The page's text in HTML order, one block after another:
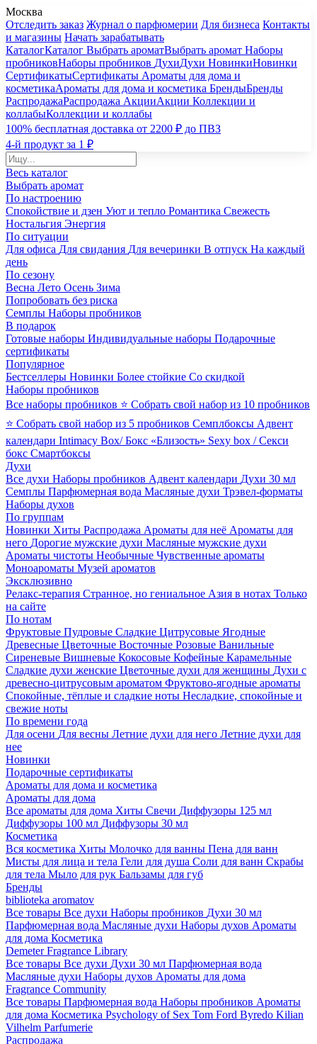
Москва
Отследить заказ Журнал о парфюмерии Для бизнеса Контакты
и магазины Начать зарабатывать
КаталогКаталог Выбрать ароматВыбрать аромат Наборы
пробниковНаборы пробников ДухиДухи НовинкиНовинки
СертификатыСертификаты Ароматы для дома и
косметикаАроматы для дома и косметика БрендыБренды
РаспродажаРаспродажа АкцииАкции Коллекции и
коллабыКоллекции и коллабы
100% бесплатная доставка от 2200 ₽ до ПВЗ
4-й продукт за 1 ₽
Весь каталог
Выбрать аромат
По настроению
Спокойствие и дзен Уют и тепло Романтика Свежесть
Ностальгия Энергия
По ситуации
Для офиса Для свидания Для вечеринки В отпуск На каждый
день
По сезону
Весна Лето Осень Зима
Попробовать без риска
Семплы Наборы пробников
В подарок
Готовые наборы Индивидуальные наборы Подарочные
сертификаты
Популярное
Бестселлеры Новинки Более стойкие Со скидкой
Наборы пробников
Все наборы пробников ⭐ Собрать свой набор из 10 пробников
⭐ Собрать свой набор из 5 пробников Семплбоксы Адвент
календари Intimacy Box/ Бокс «Близость» Sexy box / Секси
бокс Смартбоксы
Духи
Все духи Наборы пробников Адвент календари Духи 30 мл
Семплы Парфюмерная вода Масляные духи Трэвел-форматы
Наборы духов
По группам
Новинки Хиты Распродажа Ароматы для неё Ароматы для
него Дорогие мужские духи Масляные мужские духи
Ароматы чистоты Необычные Чувственные ароматы
Моноароматы Музей ароматов
Эксклюзивно
Релакс-терапия Странное, но гениальное Азия в нотах Только
на сайте
По нотам
Фруктовые Пудровые Сладкие Цитрусовые Ягодные
Древесные Цветочные Восточные Розовые Ванильные
Сиреневые Вишневые Кокосовые Кофейные Карамельные
Сладкие духи женские Цветочные духи для женщины Духи с
древесно-цитрусовым ароматом Фруктово-ягодные ароматы
Спокойные, тёплые и сладкие ноты Несладкие, спокойные и
свежие ноты
По времени года
Для осени Для весны Летние духи для него Летние духи для
нее
Новинки
Подарочные сертификаты
Ароматы для дома и косметика
Ароматы для дома
Все ароматы для дома Хиты Свечи Диффузоры 125 мл
Диффузоры 100 мл Диффузоры 30 мл
Косметика
Вся косметика Хиты Молочко для ванны Пена для ванн
Мисты для лица и тела Гели для душа Соли для ванн Скрабы
для тела Мыло для рук Бальзамы для губ
Бренды
biblioteka aromatov
Все товары Все духи Наборы пробников Духи 30 мл
Парфюмерная вода Масляные духи Наборы духов Ароматы
для дома Косметика
Demeter Fragrance Library
Все товары Все духи Духи 30 мл Парфюмерная вода
Масляные духи Наборы духов Ароматы для дома
Fragrance Community
Все товары Парфюмерная вода Наборы пробников Ароматы
для дома Косметика Psychology of Sex Tom Ford Byredo Kilian
Vilhelm Parfumerie
Распродажа